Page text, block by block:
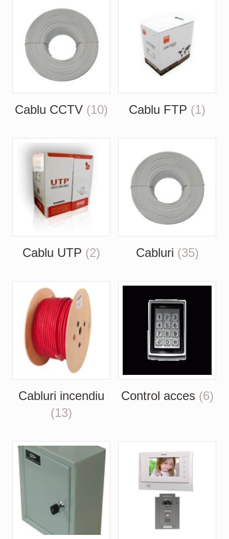
Cablu CCTV (10) Cablu FTP (1)
Cablu UTP (2) Cabluri (35)
Cabluri incendiu
(13)
Control acces (6)